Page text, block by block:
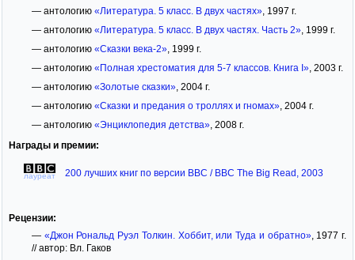
— антологию «Литература. 5 класс. В двух частях», 1997 г.
— антологию «Литература. 5 класс. В двух частях. Часть 2», 1999 г.
— антологию «Сказки века-2», 1999 г.
— антологию «Полная хрестоматия для 5-7 классов. Книга I», 2003 г.
— антологию «Золотые сказки», 2004 г.
— антологию «Сказки и предания о троллях и гномах», 2004 г.
— антологию «Энциклопедия детства», 2008 г.
Награды и премии:
лауреат 200 лучших книг по версии BBC / BBC The Big Read, 2003
Рецензии:
— «Джон Рональд Руэл Толкин. Хоббит, или Туда и обратно», 1977 г.
// автор: Вл. Гаков